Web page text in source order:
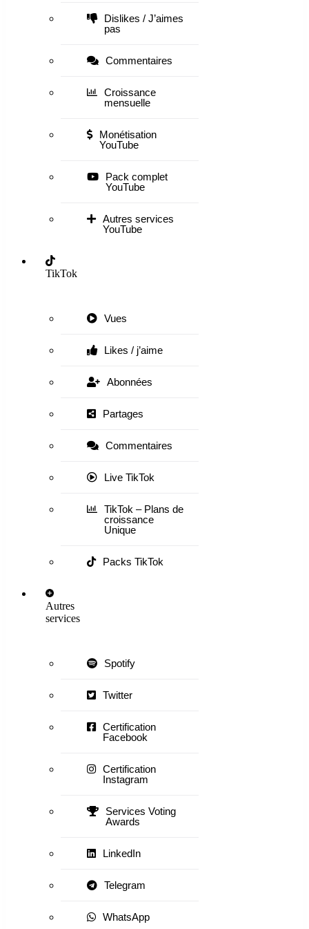
Dislikes / J’aimes
pas
Commentaires
Croissance
mensuelle
Monétisation
YouTube
Pack complet
YouTube
Autres services
YouTube
TikTok
Vues
Likes / j’aime
Abonnées
Partages
Commentaires
Live TikTok
TikTok – Plans de
croissance
Unique
Packs TikTok
Autres
services
Spotify
Twitter
Certification
Facebook
Certification
Instagram
Services Voting
Awards
LinkedIn
Telegram
WhatsApp